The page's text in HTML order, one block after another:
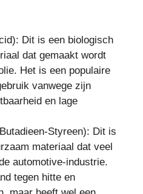
Dit is een biologisch
dat gemaakt wordt
Het is een populaire
vanwege zijn
en lage
Styreen): Dit is
materiaal dat veel
automotive-industrie.
tegen hitte en